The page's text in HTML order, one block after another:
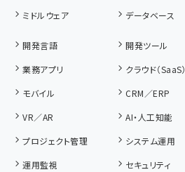
ミドルウェア データベース
開発言語
開発ツール
業務アプリ
クラウド（SaaS）
モバイル
CRM／ERP
VR／AR
AI・人工知能
プロジェクト管理
システム運用
運用監視
セキュリティ